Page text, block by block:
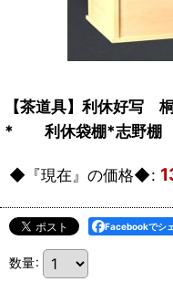
【茶道具】利休
* 利休袋棚*志野
◆『現在』の価格◆:
Facebookでシ
数量: